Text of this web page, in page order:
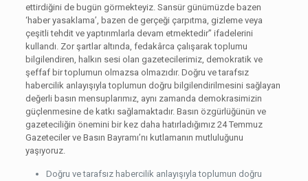
ettirdiğini de bugün görmekteyiz. Sansür günümüzde bazen
‘haber yasaklama’, bazen de gerçeği çarpıtma, gizleme veya
çeşitli tehdit ve yaptırımlarla devam etmektedir” ifadelerini
kullandı. Zor şartlar altında, fedakârca çalışarak toplumu
bilgilendiren, halkın sesi olan gazetecilerimiz, demokratik ve
şeffaf bir toplumun olmazsa olmazıdır. Doğru ve tarafsız
habercilik anlayışıyla toplumun doğru bilgilendirilmesini sağlayan
değerli basın mensuplarımız, aynı zamanda demokrasimizin
güçlenmesine de katkı sağlamaktadır. Basın özgürlüğünün ve
gazeteciliğin önemini bir kez daha hatırladığımız 24 Temmuz
Gazeteciler ve Basın Bayramı’nı kutlamanın mutluluğunu
yaşıyoruz.
Doğru ve tarafsız habercilik anlayışıyla toplumun doğru